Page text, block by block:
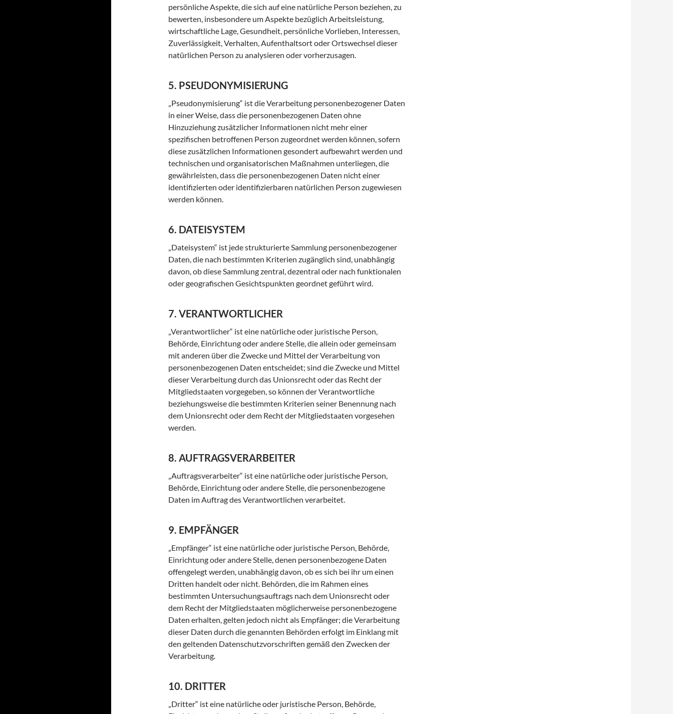
persönliche Aspekte, die sich auf eine natürliche Person beziehen, zu
bewerten, insbesondere um Aspekte bezüglich Arbeitsleistung,
wirtschaftliche Lage, Gesundheit, persönliche Vorlieben, Interessen,
Zuverlässigkeit, Verhalten, Aufenthaltsort oder Ortswechsel dieser
natürlichen Person zu analysieren oder vorherzusagen.
5. PSEUDONYMISIERUNG
„Pseudonymisierung“ ist die Verarbeitung personenbezogener Daten
in einer Weise, dass die personenbezogenen Daten ohne
Hinzuziehung zusätzlicher Informationen nicht mehr einer
spezifischen betroffenen Person zugeordnet werden können, sofern
diese zusätzlichen Informationen gesondert aufbewahrt werden und
technischen und organisatorischen Maßnahmen unterliegen, die
gewährleisten, dass die personenbezogenen Daten nicht einer
identifizierten oder identifizierbaren natürlichen Person zugewiesen
werden können.
6. DATEISYSTEM
„Dateisystem“ ist jede strukturierte Sammlung personenbezogener
Daten, die nach bestimmten Kriterien zugänglich sind, unabhängig
davon, ob diese Sammlung zentral, dezentral oder nach funktionalen
oder geografischen Gesichtspunkten geordnet geführt wird.
7. VERANTWORTLICHER
„Verantwortlicher“ ist eine natürliche oder juristische Person,
Behörde, Einrichtung oder andere Stelle, die allein oder gemeinsam
mit anderen über die Zwecke und Mittel der Verarbeitung von
personenbezogenen Daten entscheidet; sind die Zwecke und Mittel
dieser Verarbeitung durch das Unionsrecht oder das Recht der
Mitgliedstaaten vorgegeben, so können der Verantwortliche
beziehungsweise die bestimmten Kriterien seiner Benennung nach
dem Unionsrecht oder dem Recht der Mitgliedstaaten vorgesehen
werden.
8. AUFTRAGSVERARBEITER
„Auftragsverarbeiter“ ist eine natürliche oder juristische Person,
Behörde, Einrichtung oder andere Stelle, die personenbezogene
Daten im Auftrag des Verantwortlichen verarbeitet.
9. EMPFÄNGER
„Empfänger“ ist eine natürliche oder juristische Person, Behörde,
Einrichtung oder andere Stelle, denen personenbezogene Daten
offengelegt werden, unabhängig davon, ob es sich bei ihr um einen
Dritten handelt oder nicht. Behörden, die im Rahmen eines
bestimmten Untersuchungsauftrags nach dem Unionsrecht oder
dem Recht der Mitgliedstaaten möglicherweise personenbezogene
Daten erhalten, gelten jedoch nicht als Empfänger; die Verarbeitung
dieser Daten durch die genannten Behörden erfolgt im Einklang mit
den geltenden Datenschutzvorschriften gemäß den Zwecken der
Verarbeitung.
10. DRITTER
„Dritter“ ist eine natürliche oder juristische Person, Behörde,